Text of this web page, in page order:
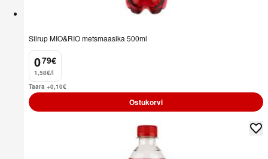
Siirup MIO&RIO metsmaasika 500ml
0
. 79€
1,58€/l
Taara +0,10€
Ostukorvi